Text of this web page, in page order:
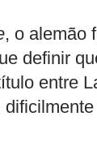
, o alemão
definir
entre